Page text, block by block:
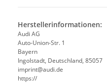
Herstellerinformationen:
Audi AG
Auto-Union-Str. 1
Bayern
Ingolstadt, Deutschland, 85057
imprint@audi.de
https://